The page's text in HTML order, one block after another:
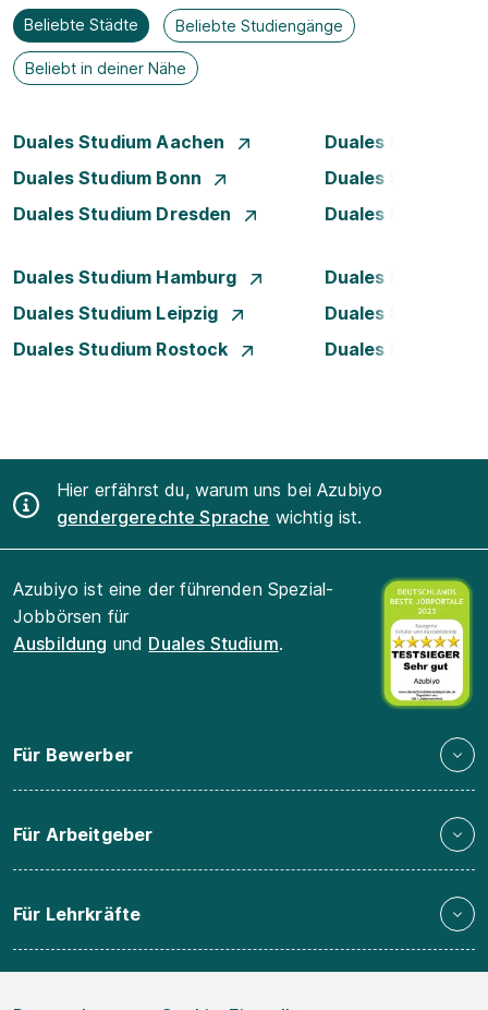
Beliebte Städte Beliebte Studiengänge
Beliebt in deiner Nähe
Duales Studium Aachen
Duales Studium
Duales Studium Bonn
Duales Studium
Duales Studium Dresden
Duales Studium
Duales Studium Hamburg
Duales Studium
Duales Studium Leipzig
Duales Studium
Duales Studium Rostock
Duales Studium
Hier erfährst du, warum uns bei Azubiyo
gendergerechte Sprache wichtig ist.
Azubiyo ist eine der führenden Spezial-
Jobbörsen für
Ausbildung und Duales Studium.
Für Bewerber
Für Arbeitgeber
Für Lehrkräfte